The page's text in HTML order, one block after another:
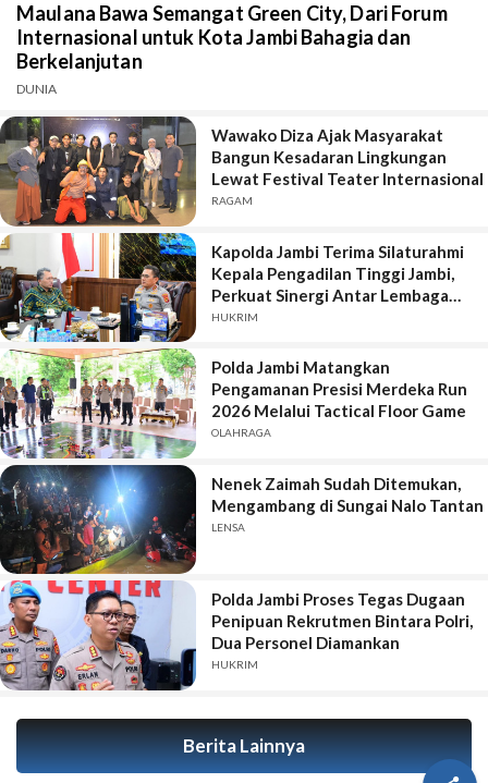
Maulana Bawa Semangat Green City, Dari Forum
Internasional untuk Kota Jambi Bahagia dan
Berkelanjutan
DUNIA
Wawako Diza Ajak Masyarakat
Bangun Kesadaran Lingkungan
Lewat Festival Teater Internasional
RAGAM
Kapolda Jambi Terima Silaturahmi
Kepala Pengadilan Tinggi Jambi,
Perkuat Sinergi Antar Lembaga
Penegak Hukum
HUKRIM
Polda Jambi Matangkan
Pengamanan Presisi Merdeka Run
2026 Melalui Tactical Floor Game
OLAHRAGA
Nenek Zaimah Sudah Ditemukan,
Mengambang di Sungai Nalo Tantan
LENSA
Polda Jambi Proses Tegas Dugaan
Penipuan Rekrutmen Bintara Polri,
Dua Personel Diamankan
HUKRIM
Berita Lainnya